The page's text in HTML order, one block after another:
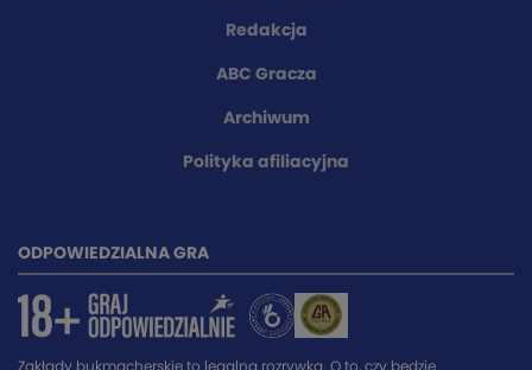
Redakcja
ABC Gracza
Archiwum
Polityka afiliacyjna
ODPOWIEDZIALNA GRA
Zakłady bukmacherskie to legalna rozrywka. O to, czy będzie